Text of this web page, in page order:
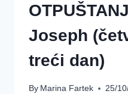
Joseph
treći dan)
By Marina Fartek 25/